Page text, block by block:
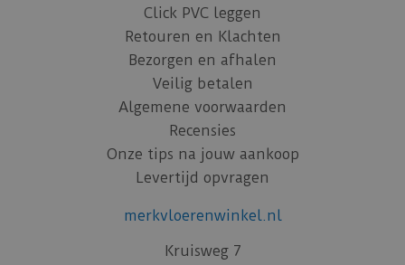
Click PVC leggen
Retouren en Klachten
Bezorgen en afhalen
Veilig betalen
Algemene voorwaarden
Recensies
Onze tips na jouw aankoop
Levertijd opvragen
merkvloerenwinkel.nl
Kruisweg 7